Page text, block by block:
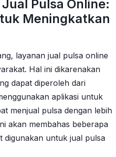
Pulsa Online:
Meningkatkan
layanan jual pulsa online
Hal ini dikarenakan
dapat diperoleh dari
aplikasi untuk
menjual pulsa dengan lebih
akan membahas beberapa
digunakan untuk jual pulsa